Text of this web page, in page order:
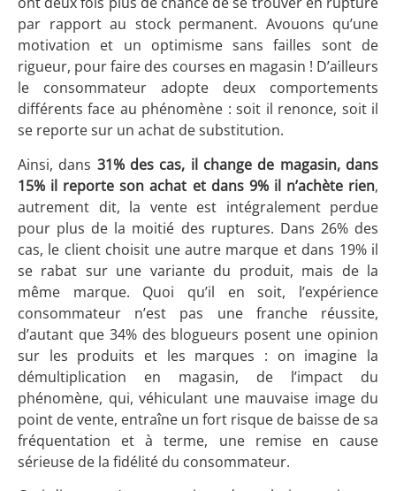
par rapport au stock permanent. Avouons qu’une
motivation et un optimisme sans failles sont de
rigueur, pour faire des courses en magasin ! D’ailleurs
le consommateur adopte deux comportements
différents face au phénomène : soit il renonce, soit il
se reporte sur un achat de substitution.
Ainsi, dans 31% des cas, il change de magasin, dans
15% il reporte son achat et dans 9% il n’achète rien,
autrement dit, la vente est intégralement perdue
pour plus de la moitié des ruptures. Dans 26% des
cas, le client choisit une autre marque et dans 19% il
se rabat sur une variante du produit, mais de la
même marque. Quoi qu’il en soit, l’expérience
consommateur n’est pas une franche réussite,
d’autant que 34% des blogueurs posent une opinion
sur les produits et les marques : on imagine la
démultiplication en magasin, de l’impact du
phénomène, qui, véhiculant une mauvaise image du
point de vente, entraîne un fort risque de baisse de sa
fréquentation et à terme, une remise en cause
sérieuse de la fidélité du consommateur.